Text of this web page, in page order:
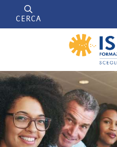
CERCA